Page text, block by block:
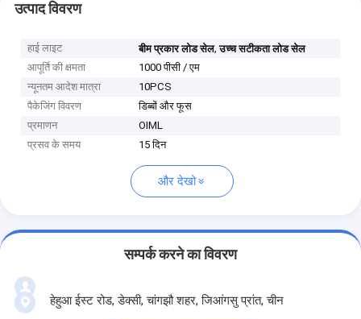
उत्पाद विवरण
हाई लाइट बीम प्रकार लोड सेल,उच्च सटीकता लोड सेल
आपूर्ति की क्षमता
1000 पीसी / एम
न्यूनतम आदेश मात्रा
10PCS
पैकेजिंग विवरण
डिब्बों और फूस
प्रमाणन
OIML
प्रसव के समय
15 दिन
और देखो
सम्पर्क करने का विवरण
हेहुआ ईस्ट रोड, डेक्सी, चांगझौ शहर, जिआंगसु प्रांत, चीन